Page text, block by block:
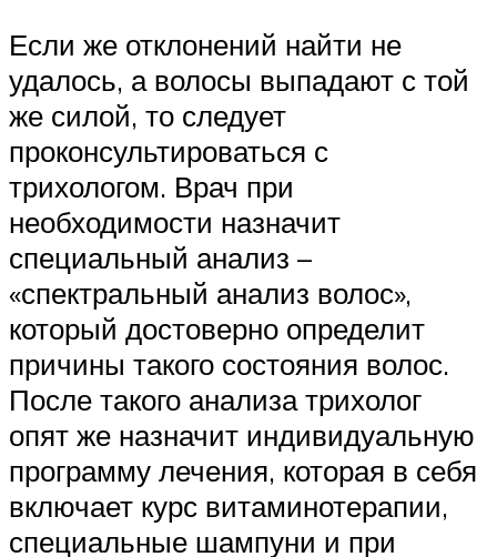
Если же отклонений найти не
удалось, а волосы выпадают с той
же силой, то следует
проконсультироваться с
трихологом. Врач при
необходимости назначит
специальный анализ –
«спектральный анализ волос»,
который достоверно определит
причины такого состояния волос.
После такого анализа трихолог
опят же назначит индивидуальную
программу лечения, которая в себя
включает курс витаминотерапии,
специальные шампуни и при